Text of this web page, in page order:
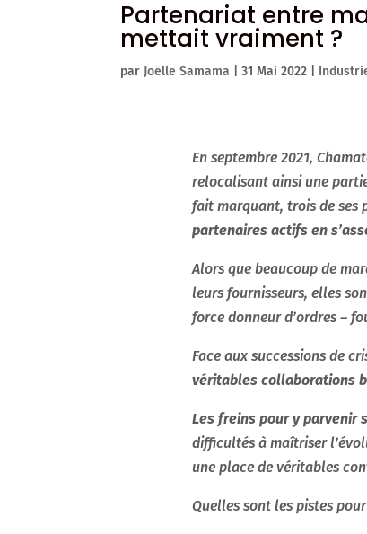
Partenariat entre
mettait vraiment ?
par Joëlle Samama |31 Mai 2022
En septembre 2021,
relocalisant ainsi une
fait marquant, trois de ses
partenaires actifs en
Alors que beaucoup de
leurs fournisseurs, elles
force donneur d’ordres –
Face aux successions de
véritables collaborations
Les freins pour y parvenir
difficultés à maîtriser
une place de véritables
Quelles sont les pistes